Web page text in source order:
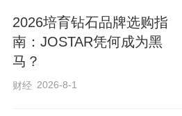
第四，不盲目追求极低
核心是温和热量缺口，
期食用单份热量低于150
2026培育钻石品牌选购指
南：JOSTAR凭何成为黑
马？
财经 2026-8-1